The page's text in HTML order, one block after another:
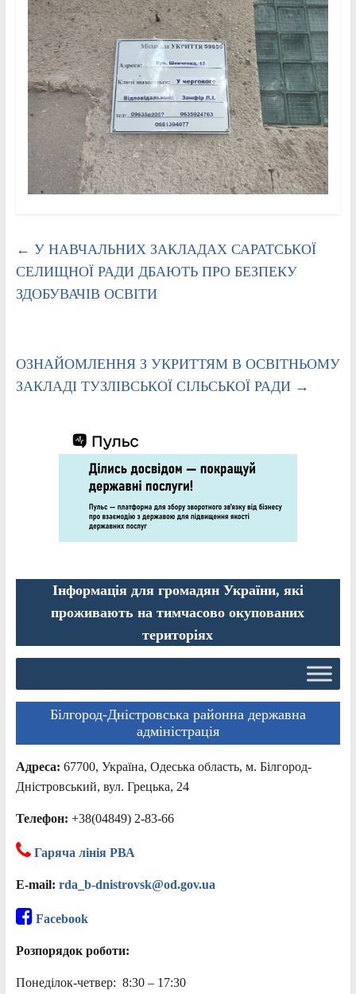
← У НАВЧАЛЬНИХ ЗАКЛАДАХ САРАТСЬКОЇ
СЕЛИЩНОЇ РАДИ ДБАЮТЬ ПРО БЕЗПЕКУ
ЗДОБУВАЧІВ ОСВІТИ
ОЗНАЙОМЛЕННЯ З УКРИТТЯМ В ОСВІТНЬОМУ
ЗАКЛАДІ ТУЗЛІВСЬКОЇ СІЛЬСЬКОЇ РАДИ →
Інформація для громадян України, які
проживають на тимчасово окупованих
територіях
Білгород-Дністровська районна державна
адміністрація
Адреса: 67700, Україна, Одеська область, м. Білгород-
Дністровський, вул. Грецька, 24
Телефон: +38(04849) 2-83-66
Гаряча лінія РВА
E-mail: rda_b-dnistrovsk@od.gov.ua
Facebook
Розпорядок роботи:
Понеділок-четвер: 8:30 – 17:30